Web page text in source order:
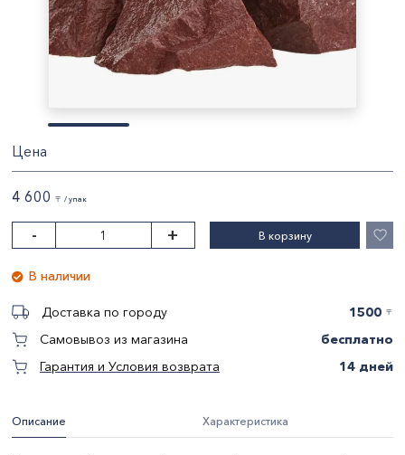
Описание Характеристика
Цена
4 600 〒 / упак
- + В корзину
В наличии
Доставка по городу 1500 〒
Самовывоз из магазина
бесплатно
Гарантия и Условия возврата
14 дней